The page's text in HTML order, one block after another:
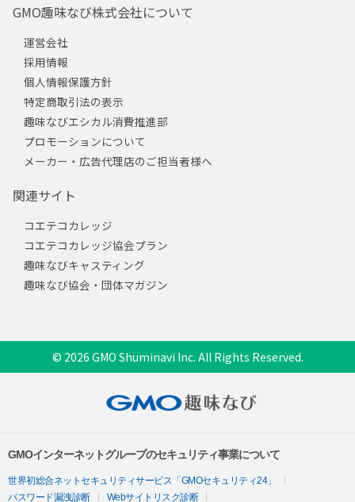
GMO趣味なび株式会社について
運営会社
採用情報
個人情報保護方針
特定商取引法の表示
趣味なびエシカル消費推進部
プロモーションについて
メーカー・広告代理店のご担当者様へ
関連サイト
コエテコカレッジ
コエテコカレッジ協会プラン
趣味なびキャスティング
趣味なび協会・団体マガジン
© 2026 GMO Shuminavi Inc. All Rights Reserved.